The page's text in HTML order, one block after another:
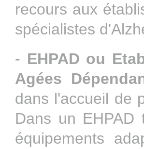
recours aux
spécialistes
- EHPAD ou
Agées
dans l'accueil de
Dans un
équipements